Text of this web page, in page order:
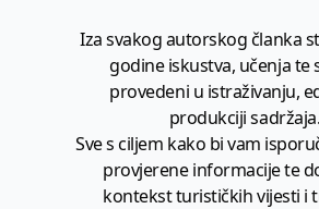
Iza svakog autorskog članka
godine iskustva, učenja te
provedeni u istraživanju,
produkciji sadržaja.
Sve s ciljem kako bi vam
provjerene informacije te
kontekst turističkih vijesti i